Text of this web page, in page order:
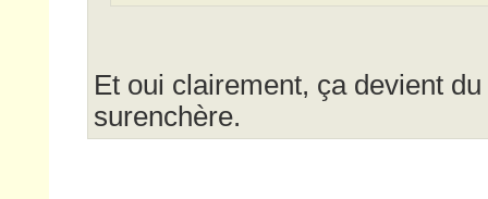
Et oui clairement, ça devient
surenchère.